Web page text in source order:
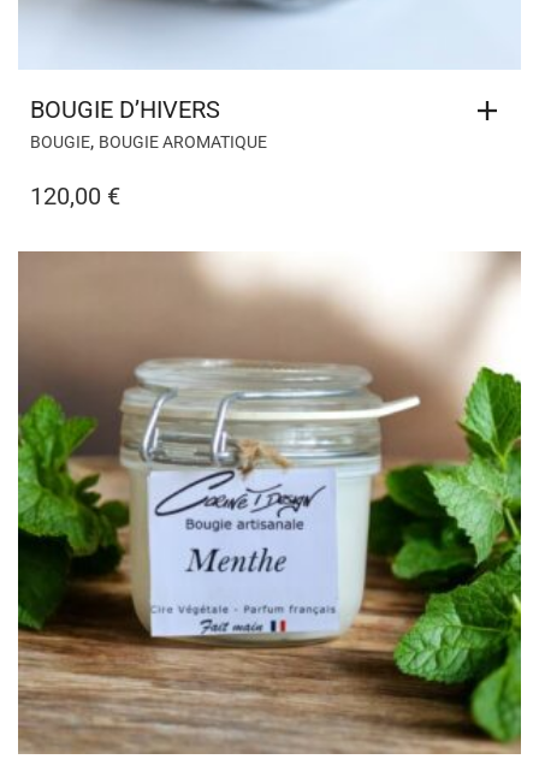
BOUGIE D’HIVERS
BOUGIE, BOUGIE AROMATIQUE
120,00 €